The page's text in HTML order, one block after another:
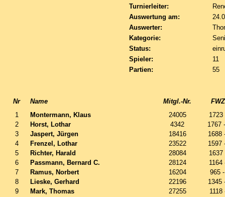
Turnierleiter:
Auswertung am:
Auswerter:
Kategorie:
Status:
Spieler:
11
Partien:
55
Nr Name Mitgl.-Nr.
1
Montermann, Klaus 24005
2
Horst, Lothar 4342
1767
3
Jaspert, Jürgen 18416
1688
4
Frenzel, Lothar 23522
1597
5
Richter, Harald 28084
6
Passmann, Bernard C. 28124
7
Ramus, Norbert 16204
965
8
Lieske, Gerhard 22196
1345
9
Mark, Thomas 27255